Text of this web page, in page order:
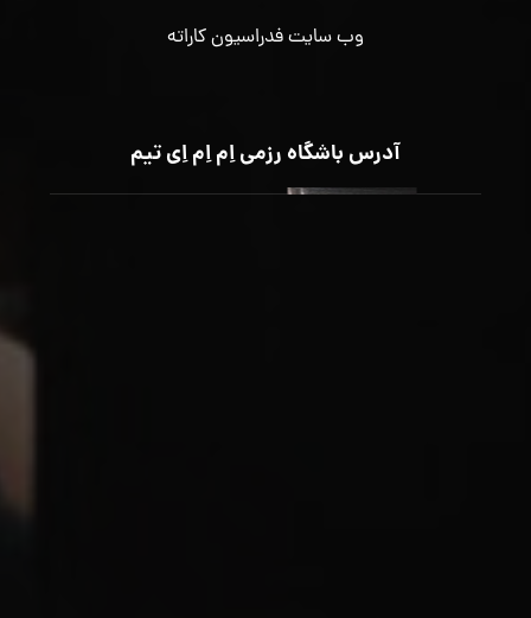
وب سایت فدراسیون کاراته
آدرس باشگاه رزمی اِم اِم اِی تیم